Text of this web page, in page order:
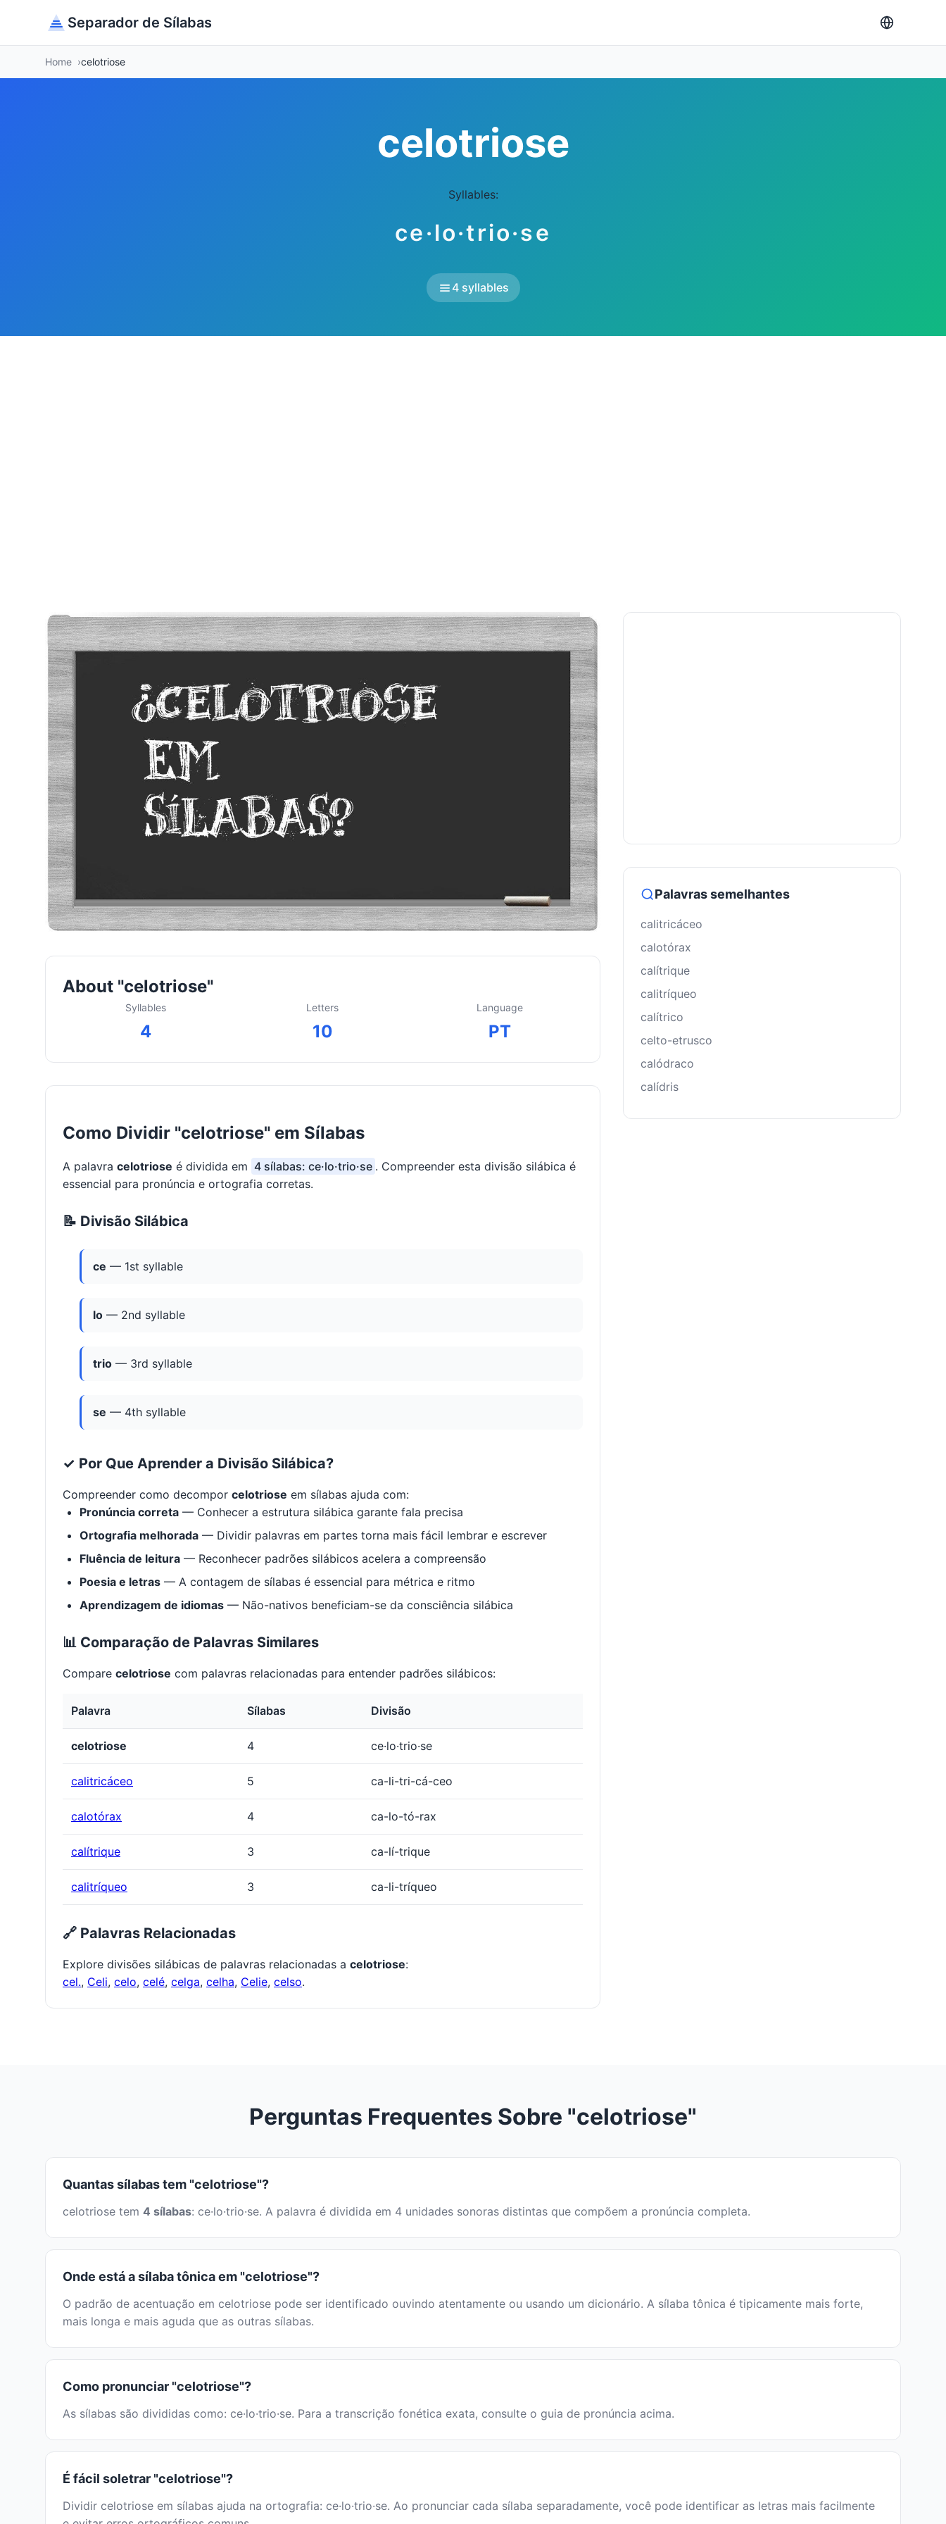
Separador de Sílabas
Home celotriose
celotriose
Syllables:
ce·lo·trio·se
4 syllables
About "celotriose"
Syllables
4
Letters
10
Language
PT
Como Dividir "celotriose" em Sílabas
A palavra celotriose é dividida em 4 sílabas: ce·lo·trio·se . Compreender esta divisão silábica é
essencial para pronúncia e ortografia corretas.
📝 Divisão Silábica
ce — 1st syllable
lo — 2nd syllable
trio — 3rd syllable
se — 4th syllable
✓ Por Que Aprender a Divisão Silábica?
Compreender como decompor celotriose em sílabas ajuda com:
Pronúncia correta — Conhecer a estrutura silábica garante fala precisa
Ortografia melhorada — Dividir palavras em partes torna mais fácil lembrar e escrever
Fluência de leitura — Reconhecer padrões silábicos acelera a compreensão
Poesia e letras — A contagem de sílabas é essencial para métrica e ritmo
Aprendizagem de idiomas — Não-nativos beneficiam-se da consciência silábica
📊 Comparação de Palavras Similares
Compare celotriose com palavras relacionadas para entender padrões silábicos:
Palavra Sílabas Divisão
celotriose 4 ce·lo·trio·se
calitricáceo 5 ca-li-tri-cá-ceo
calotórax 4 ca-lo-tó-rax
calítrique 3 ca-lí-trique
calitríqueo 3 ca-li-tríqueo
🔗 Palavras Relacionadas
Explore divisões silábicas de palavras relacionadas a celotriose:
cel., Celi, celo, celé, celga, celha, Celie, celso.
Palavras semelhantes
calitricáceo
calotórax
calítrique
calitríqueo
calítrico
celto-etrusco
calódraco
calídris
Perguntas Frequentes Sobre "celotriose"
Quantas sílabas tem "celotriose"?
celotriose tem 4 sílabas: ce·lo·trio·se. A palavra é dividida em 4 unidades sonoras distintas que compõem a pronúncia completa.
Onde está a sílaba tônica em "celotriose"?
O padrão de acentuação em celotriose pode ser identificado ouvindo atentamente ou usando um dicionário. A sílaba tônica é tipicamente mais forte,
mais longa e mais aguda que as outras sílabas.
Como pronunciar "celotriose"?
As sílabas são divididas como: ce·lo·trio·se. Para a transcrição fonética exata, consulte o guia de pronúncia acima.
É fácil soletrar "celotriose"?
Dividir celotriose em sílabas ajuda na ortografia: ce·lo·trio·se. Ao pronunciar cada sílaba separadamente, você pode identificar as letras mais facilmente